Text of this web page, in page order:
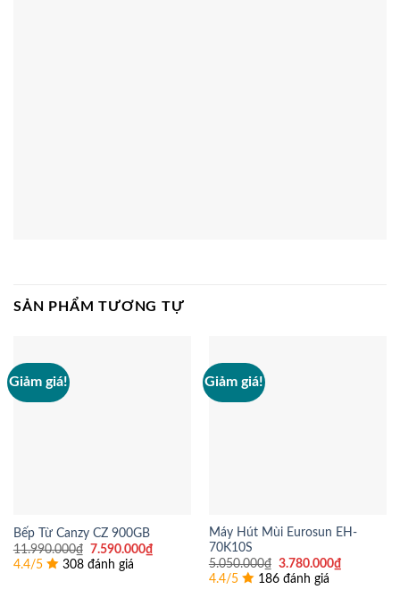
SẢN PHẨM TƯƠNG TỰ
Giảm giá!
Bếp Từ Canzy CZ 900GB
11.990.000₫ Giá
gốc
là:
7.590.000₫Giá
4.4/5 308 đánh giá
Giảm giá!
Máy Hút Mùi Eurosun EH-
70K10S
5.050.000₫ Giá
gốc
là:
3.780.000₫Giá
4.4/5 186 đánh giá